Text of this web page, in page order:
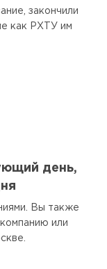
закончили
как РХТУ им
день,
Вы также
или